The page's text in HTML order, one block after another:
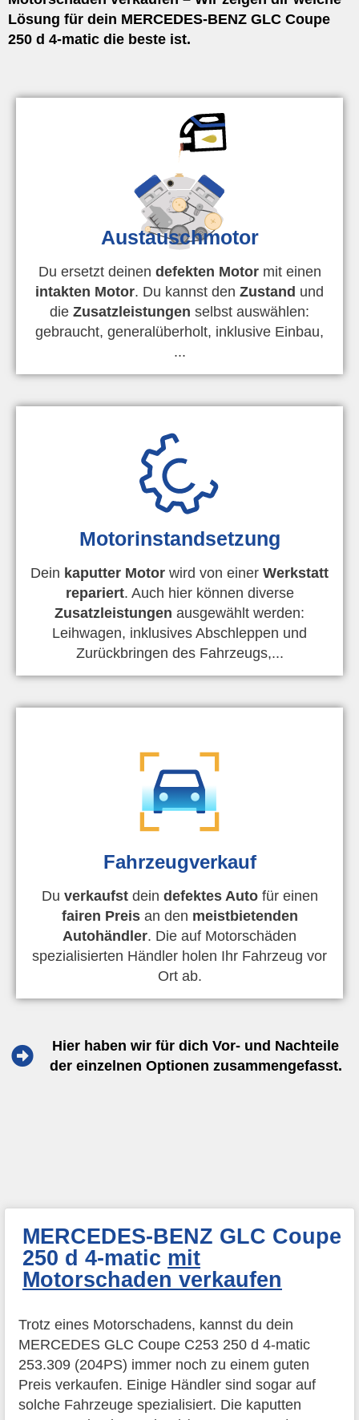
Lösung für dein MERCEDES-BENZ GLC Coupe
250 d 4-matic die beste ist.
Austauschmotor
Du ersetzt deinen defekten Motormit einen
intakten Motor. Du kannst den Zustand und
die Zusatzleistungen selbst auswählen:
gebraucht, generalüberholt, inklusive Einbau,
...
Motorinstandsetzung
Dein kaputter Motor wird von einer Werkstatt
repariert. Auch hier können diverse
Zusatzleistungen ausgewählt werden:
Leihwagen, inklusives Abschleppen und
Zurückbringen des Fahrzeugs,...
Fahrzeugverkauf
Du verkaufstdein defektes Autofür einen
fairen Preisan den meistbietenden
Autohändler. Die auf Motorschäden
spezialisierten Händler holen Ihr Fahrzeug vor
Ort ab.
Hier haben wir für dich Vor- und Nachteile
der einzelnen Optionen zusammengefasst.
MERCEDES-BENZ GLC Coupe
250 d 4-matic mit
Motorschaden verkaufen
Trotz eines Motorschadens, kannst du dein
MERCEDES GLC Coupe C253 250 d 4-matic
253.309 (204PS) immer noch zu einem guten
Preis verkaufen. Einige Händler sind sogar auf
solche Fahrzeuge spezialisiert. Die kaputten